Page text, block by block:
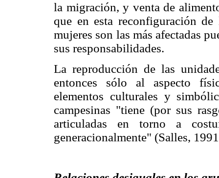
la migración, y venta de
que en esta reconfiguración
mujeres son las más afectadas
sus responsabilidades.
La reproducción de las
entonces sólo al aspecto
elementos culturales y
campesinas "tiene (por sus
articuladas en torno a
generacionalmente" (Salles,